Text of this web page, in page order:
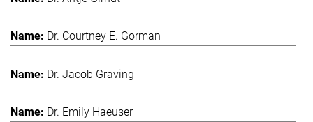
Dr. Courtney E. Gorman
Dr. Jacob Graving
Dr. Emily Haeuser